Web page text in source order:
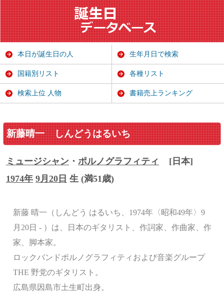
新藤晴一 しんどうはるいち
ミュージシャン ・ ポルノグラフィティ
[日本]
1974年 9月20日 生 (満51歳)
新藤 晴一（しんどう はるいち、1974年〈昭和49年〉9
月20日 - ）は、日本のギタリスト、作詞家、作曲家、作
家、脚本家。
ロックバンドポルノグラフィティおよび音楽グループ
THE 野党のギタリスト。
広島県因島市土生町出身。
本日が誕生日の人 生年月日で検索
国籍別リスト 各種リスト
検索上位 人物 書籍売上ランキング